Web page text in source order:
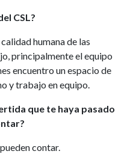
CSL?
humana de las
principalmente el equipo
encuentro un espacio de
y trabajo en equipo.
que te haya pasado
contar.